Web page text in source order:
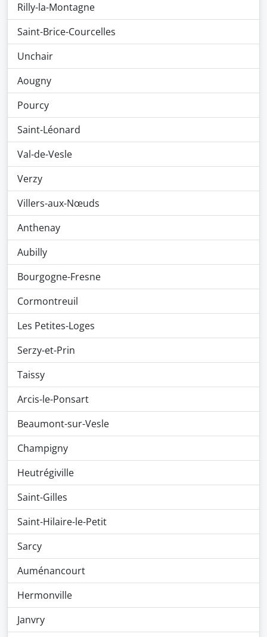
Rilly-la-Montagne
Saint-Brice-Courcelles
Unchair
Aougny
Pourcy
Saint-Léonard
Val-de-Vesle
Verzy
Villers-aux-Nœuds
Anthenay
Aubilly
Bourgogne-Fresne
Cormontreuil
Les Petites-Loges
Serzy-et-Prin
Taissy
Arcis-le-Ponsart
Beaumont-sur-Vesle
Champigny
Heutrégiville
Saint-Gilles
Saint-Hilaire-le-Petit
Sarcy
Auménancourt
Hermonville
Janvry